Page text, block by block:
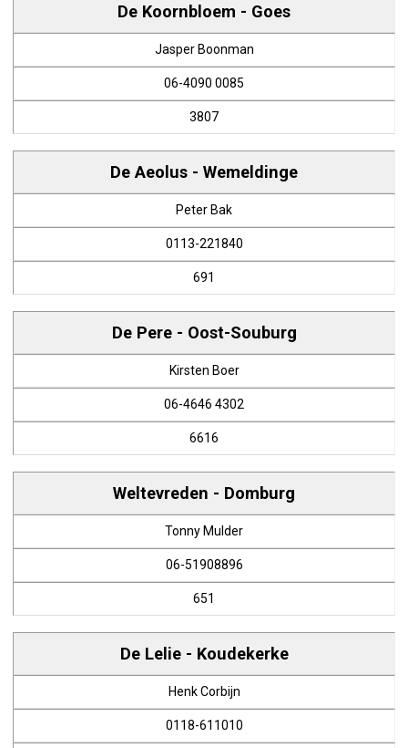
De Koornbloem - Goes
Jasper Boonman
06-4090 0085
3807
De Aeolus - Wemeldinge
Peter Bak
0113-221840
691
De Pere - Oost-Souburg
Kirsten Boer
06-4646 4302
6616
Weltevreden - Domburg
Tonny Mulder
06-51908896
651
De Lelie - Koudekerke
Henk Corbijn
0118-611010